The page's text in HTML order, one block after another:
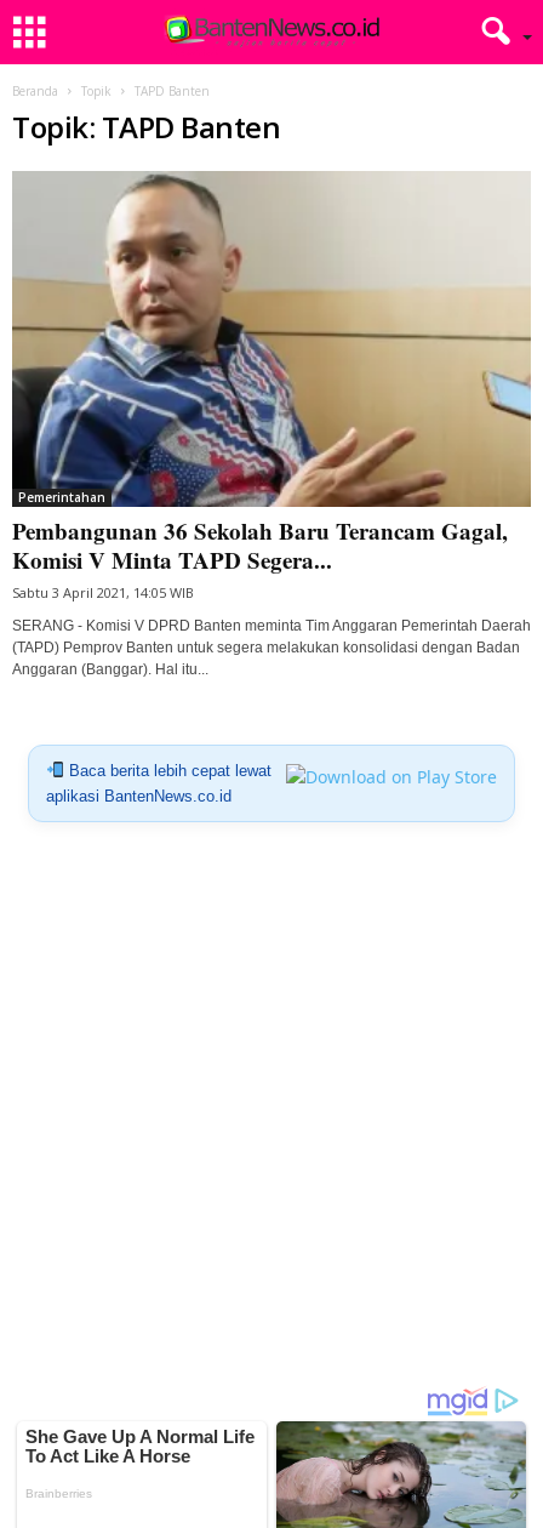
Beranda Topik TAPD Banten
Topik: TAPD Banten
Pemerintahan
Pembangunan 36 Sekolah Baru Terancam Gagal,
Komisi V Minta TAPD Segera...
Sabtu 3 April 2021, 14:05 WIB
SERANG - Komisi V DPRD Banten meminta Tim Anggaran Pemerintah Daerah
(TAPD) Pemprov Banten untuk segera melakukan konsolidasi dengan Badan
Anggaran (Banggar). Hal itu...
Baca berita lebih cepat lewat
aplikasi BantenNews.co.id